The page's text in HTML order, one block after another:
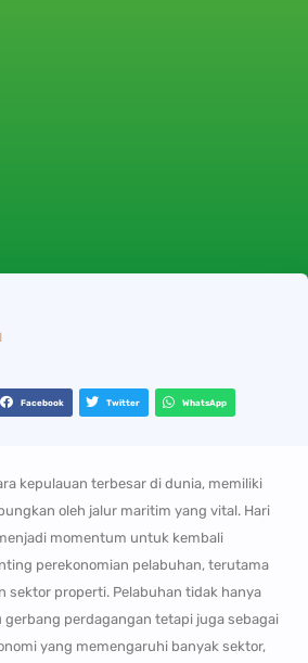
Facebook Twitter WhatsApp
kepulauan terbesar di dunia, memiliki
oleh jalur maritim yang vital. Hari
momentum untuk kembali
perekonomian pelabuhan, terutama
sektor properti. Pelabuhan tidak hanya
perdagangan tetapi juga sebagai
yang memengaruhi banyak sektor,